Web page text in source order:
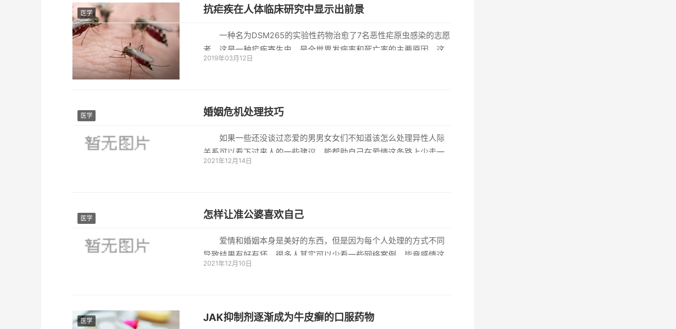
医学 抗疟疾在人体临床研究中显示出前景
一种名为DSM265的实验性药物治愈了7名恶性疟原虫感染的志愿
者，这是一种疟疾寄生虫，是全世界发病率和死亡率的主要原因。这
项研究的目的是
2019年03月12日
医学 婚姻危机处理技巧
如果一些还没谈过恋爱的男男女女们不知道该怎么处理异性人际
关系可以看下过来人的一些建议，能帮助自己在爱情这条路上少走一
些弯路。婚...
2021年12月14日
医学 怎样让准公婆喜欢自己
爱情和婚姻本身是美好的东西，但是因为每个人处理的方式不同
导致结果有好有坏。很多人其实可以少看一些网络案例，毕竟感情这
种事是很难...
2021年12月10日
医学 JAK抑制剂逐渐成为牛皮癣的口服药物